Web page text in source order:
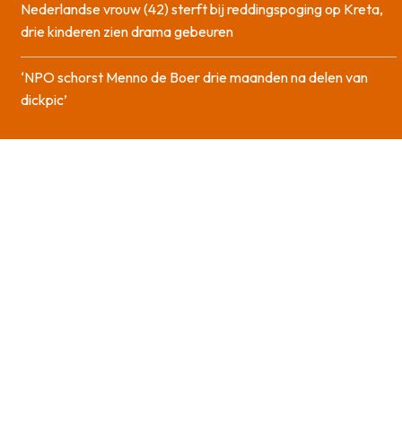
Nederlandse vrouw (42) sterft bij reddingspoging op Kreta,
drie kinderen zien drama gebeuren
‘NPO schorst Menno de Boer drie maanden na delen van
dickpic’